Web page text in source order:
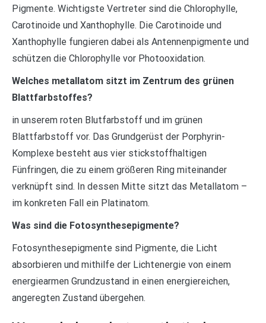
Pigmente. Wichtigste Vertreter sind die Chlorophylle,
Carotinoide und Xanthophylle. Die Carotinoide und
Xanthophylle fungieren dabei als Antennenpigmente und
schützen die Chlorophylle vor Photooxidation.
Welches metallatom sitzt im Zentrum des grünen
Blattfarbstoffes?
in unserem roten Blutfarbstoff und im grünen
Blattfarbstoff vor. Das Grundgerüst der Porphyrin-
Komplexe besteht aus vier stickstoffhaltigen
Fünfringen, die zu einem größeren Ring miteinander
verknüpft sind. In dessen Mitte sitzt das Metallatom –
im konkreten Fall ein Platinatom.
Was sind die Fotosynthesepigmente?
Fotosynthesepigmente sind Pigmente, die Licht
absorbieren und mithilfe der Lichtenergie von einem
energiearmen Grundzustand in einen energiereichen,
angeregten Zustand übergehen.